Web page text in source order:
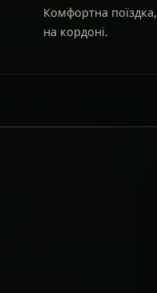
Комфортна
на кордоні.